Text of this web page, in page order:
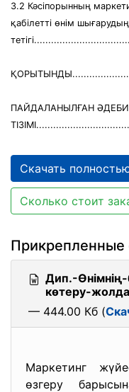
3.2 Кәсіпорынның
қабілетті өнім
ПАЙДАЛАНЫЛҒАН
Скачать
Сколько стоит
Прикрепленные
Дип.-Өнімнің-
көтеру-
— 444.00 Кб (
Маркетинг
өзгеру